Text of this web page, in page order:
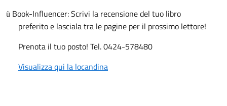
ü Book-Influencer: Scrivi la recensione del tuo libro
preferito e lasciala tra le pagine per il prossimo lettore!
Prenota il tuo posto! Tel. 0424-578480
Visualizza qui la locandina